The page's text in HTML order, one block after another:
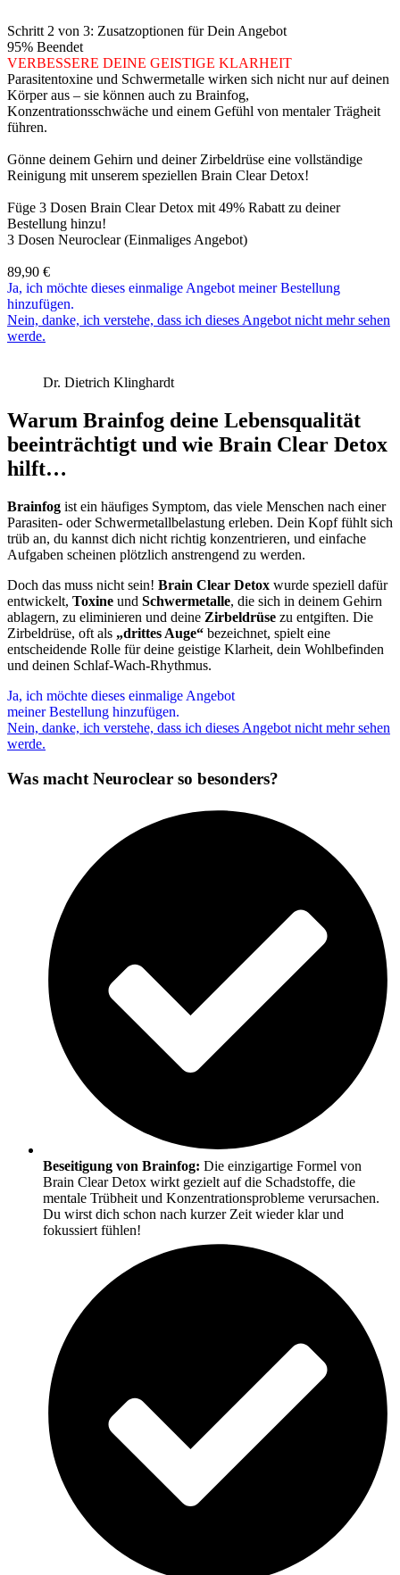
Schritt 2 von 3: Zusatzoptionen für Dein Angebot
95% Beendet
VERBESSERE DEINE GEISTIGE KLARHEIT
Parasitentoxine und Schwermetalle wirken sich nicht nur auf deinen
Körper aus – sie können auch zu Brainfog,
Konzentrationsschwäche und einem Gefühl von mentaler Trägheit
führen.
Gönne deinem Gehirn und deiner Zirbeldrüse eine vollständige
Reinigung mit unserem speziellen Brain Clear Detox!
Füge 3 Dosen Brain Clear Detox mit 49% Rabatt zu deiner
Bestellung hinzu!
3 Dosen Neuroclear (Einmaliges Angebot)
89,90 €
Ja, ich möchte dieses einmalige Angebot meiner Bestellung
hinzufügen.
Nein, danke, ich verstehe, dass ich dieses Angebot nicht mehr sehen
werde.
Dr. Dietrich Klinghardt
Warum Brainfog deine Lebensqualität
beeinträchtigt und wie Brain Clear Detox
hilft…
Brainfog ist ein häufiges Symptom, das viele Menschen nach einer
Parasiten- oder Schwermetallbelastung erleben. Dein Kopf fühlt sich
trüb an, du kannst dich nicht richtig konzentrieren, und einfache
Aufgaben scheinen plötzlich anstrengend zu werden.
Doch das muss nicht sein! Brain Clear Detox wurde speziell dafür
entwickelt, Toxine und Schwermetalle, die sich in deinem Gehirn
ablagern, zu eliminieren und deine Zirbeldrüse zu entgiften. Die
Zirbeldrüse, oft als „drittes Auge“ bezeichnet, spielt eine
entscheidende Rolle für deine geistige Klarheit, dein Wohlbefinden
und deinen Schlaf-Wach-Rhythmus.
Ja, ich möchte dieses einmalige Angebot
meiner Bestellung hinzufügen.
Nein, danke, ich verstehe, dass ich dieses Angebot nicht mehr sehen
werde.
Was macht Neuroclear so besonders?
Beseitigung von Brainfog: Die einzigartige Formel von
Brain Clear Detox wirkt gezielt auf die Schadstoffe, die
mentale Trübheit und Konzentrationsprobleme verursachen.
Du wirst dich schon nach kurzer Zeit wieder klar und
fokussiert fühlen!